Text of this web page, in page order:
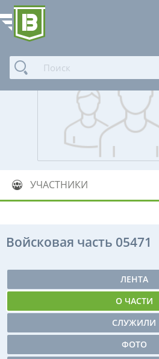
УЧАСТНИКИ
Войсковая часть 05471
ЛЕНТА
О ЧАСТИ
СЛУЖИЛИ
ФОТО